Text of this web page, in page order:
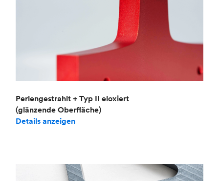
Perlengestrahlt + Typ II eloxiert
(glänzende Oberfläche)
Details anzeigen